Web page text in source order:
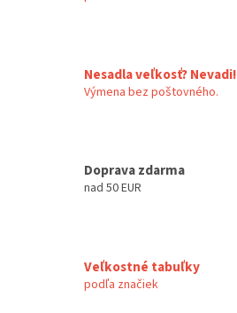
Nesadla veľkosť? Nevadi!
Výmena bez poštovného.
Doprava zdarma
nad 50 EUR
Veľkostné tabuľky
podľa značiek